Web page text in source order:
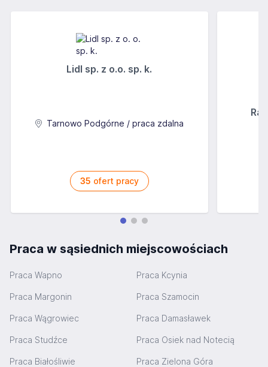
Lidl sp. z o.o. sp. k.
Tarnowo Podgórne / praca zdalna
35 ofert pracy
Praca w sąsiednich miejscowościach
Praca Wapno Praca Kcynia
Praca Margonin Praca Szamocin
Praca Wągrowiec Praca Damasławek
Praca Studźce Praca Osiek nad Notecią
Praca Białośliwie Praca Zielona Góra